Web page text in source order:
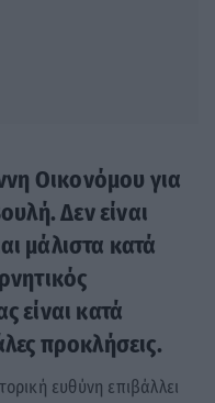
Οικονόμου για
Δεν είναι
μάλιστα κατά
είναι κατά
προκλήσεις.
ευθύνη επιβάλλει